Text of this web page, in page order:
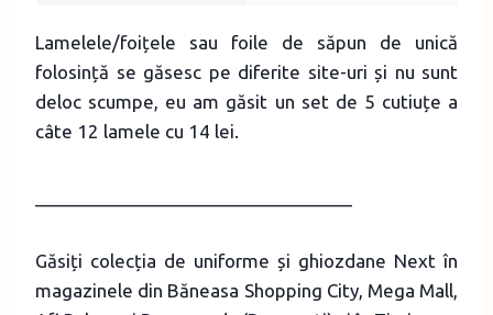
Lamelele/foițele sau foile de săpun de unică
folosință se găsesc pe diferite site-uri și nu sunt
deloc scumpe, eu am găsit un set de 5 cutiuțe a
câte 12 lamele cu 14 lei.
Găsiți colecția de uniforme și ghiozdane Next în
magazinele din Băneasa Shopping City, Mega Mall,